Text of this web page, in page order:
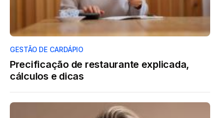
GESTÃO DE CARDÁPIO
Precificação de restaurante explicada,
cálculos e dicas